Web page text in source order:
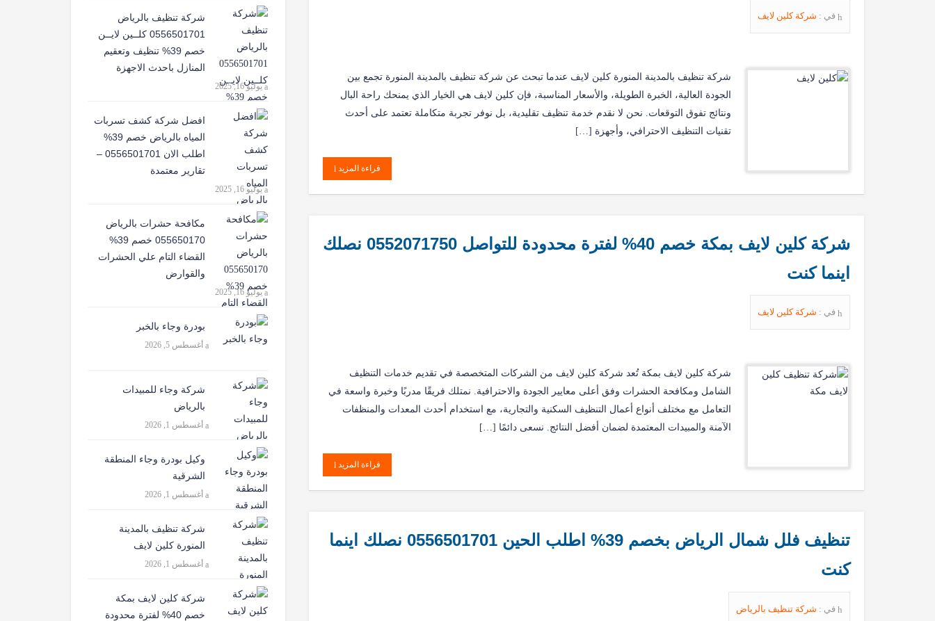
في : شركة كلين لايف
شركة تنظيف بالمدينة المنورة كلين لايف عندما تبحث عن شركة تنظيف بالمدينة المنورة تجمع بين
الجودة العالية، الخبرة الطويلة، والأسعار المناسبة، فإن كلين لايف هي الخيار الذي يمنحك راحة البال
ونتائج تفوق التوقعات. نحن لا نقدم خدمة تنظيف تقليدية، بل نوفر تجربة متكاملة تعتمد على أحدث
تقنيات التنظيف الاحترافي، وأجهزة […]
قراءة المزيد
شركة كلين لايف بمكة خصم 40% لفترة محدودة للتواصل 0552071750 نصلك
اينما كنت
في : شركة كلين لايف
شركة كلين لايف بمكة تُعد شركة كلين لايف من الشركات المتخصصة في تقديم خدمات التنظيف
الشامل ومكافحة الحشرات وفق أعلى معايير الجودة والاحترافية. نمتلك فريقًا مدربًا وخبرة واسعة في
التعامل مع مختلف أنواع أعمال التنظيف السكنية والتجارية، مع استخدام أحدث المعدات والمنظفات
الآمنة والمبيدات المعتمدة لضمان أفضل النتائج. نسعى دائمًا […]
قراءة المزيد
تنظيف فلل شمال الرياض بخصم 39% اطلب الحين 0556501701 نصلك اينما
كنت
في : شركة تنظيف بالرياض
شركة تنظيف بالرياض
0556501701 كلــين لايــن
خصم 39% تنظيف وتعقيم
المنازل باحدث الاجهزة
يوليو 16, 2025
افضل شركة كشف تسربات
المياه بالرياض خصم 39%
اطلب الان 0556501701‬‏ –
تقارير معتمدة
يوليو 16, 2025
مكافحة حشرات بالرياض
055650170 خصم 39%
القضاء التام علي الحشرات
والقوارض
يوليو 16, 2025
بودرة وجاء بالخبر
أغسطس 5, 2026
شركة وجاء للمبيدات
بالرياض
أغسطس 1, 2026
وكيل بودرة وجاء المنطقة
الشرقية
أغسطس 1, 2026
شركة تنظيف بالمدينة
المنورة كلين لايف
أغسطس 1, 2026
شركة كلين لايف بمكة
خصم 40% لفترة محدودة